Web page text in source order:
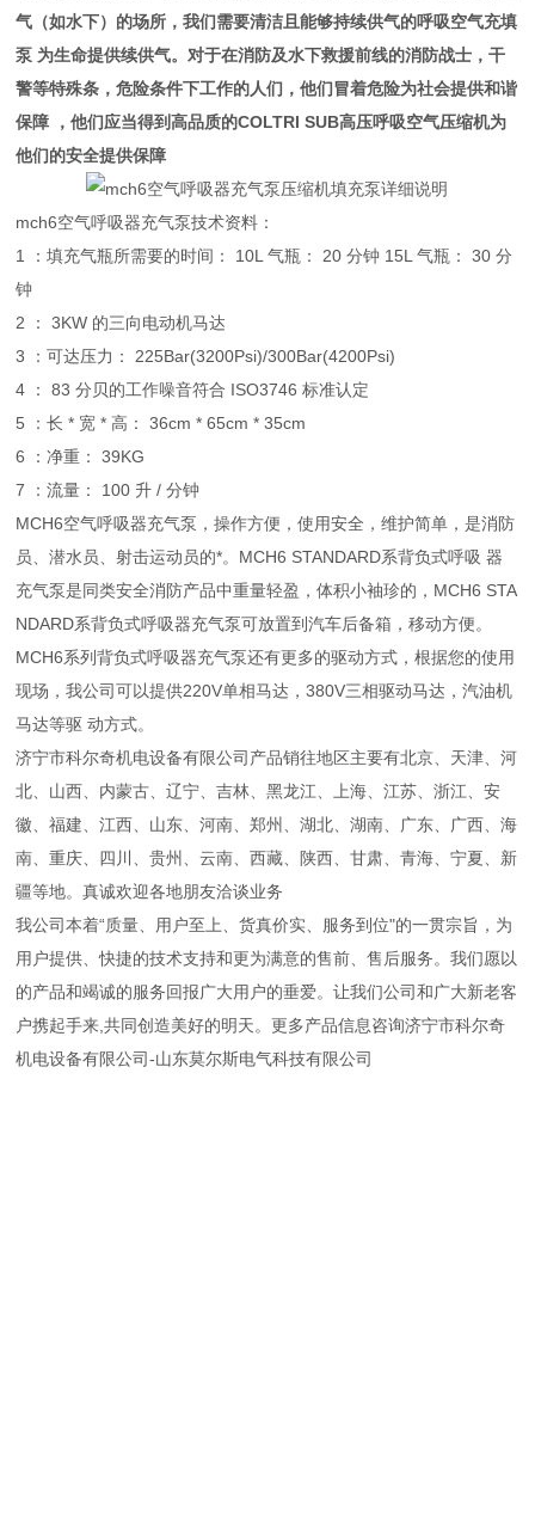
气（如水下）的场所，我们需要清洁且能够持续供气的呼吸空气充填
泵 为生命提供续供气。对于在消防及水下救援前线的消防战士，干
警等特殊条，危险条件下工作的人们，他们冒着危险为社会提供和谐
保障 ，他们应当得到高品质的COLTRI SUB高压呼吸空气压缩机为
他们的安全提供保障
mch6空气呼吸器充气泵技术资料：
1 ：填充气瓶所需要的时间： 10L 气瓶： 20 分钟 15L 气瓶： 30 分
钟
2 ： 3KW 的三向电动机马达
3 ：可达压力： 225Bar(3200Psi)/300Bar(4200Psi)
4 ： 83 分贝的工作噪音符合 ISO3746 标准认定
5 ：长 * 宽 * 高： 36cm * 65cm * 35cm
6 ：净重： 39KG
7 ：流量： 100 升 / 分钟
MCH6空气呼吸器充气泵，操作方便，使用安全，维护简单，是消防
员、潜水员、射击运动员的*。MCH6 STANDARD系背负式呼吸 器
充气泵是同类安全消防产品中重量轻盈，体积小袖珍的，MCH6 STA
NDARD系背负式呼吸器充气泵可放置到汽车后备箱，移动方便。
MCH6系列背负式呼吸器充气泵还有更多的驱动方式，根据您的使用
现场，我公司可以提供220V单相马达，380V三相驱动马达，汽油机
马达等驱 动方式。
济宁市科尔奇机电设备有限公司产品销往地区主要有北京、天津、河
北、山西、内蒙古、辽宁、吉林、黑龙江、上海、江苏、浙江、安
徽、福建、江西、山东、河南、郑州、湖北、湖南、广东、广西、海
南、重庆、四川、贵州、云南、西藏、陕西、甘肃、青海、宁夏、新
疆等地。真诚欢迎各地朋友洽谈业务
我公司本着“质量、用户至上、货真价实、服务到位"的一贯宗旨，为
用户提供、快捷的技术支持和更为满意的售前、售后服务。我们愿以
的产品和竭诚的服务回报广大用户的垂爱。让我们公司和广大新老客
户携起手来,共同创造美好的明天。更多产品信息咨询济宁市科尔奇
机电设备有限公司-山东莫尔斯电气科技有限公司